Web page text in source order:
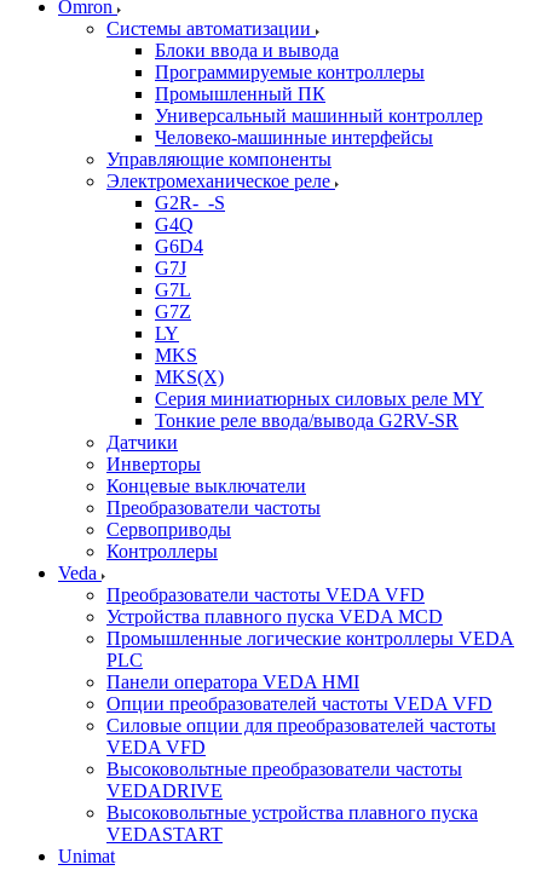
Omron
Системы автоматизации
Блоки ввода и вывода
Программируемые контроллеры
Промышленный ПК
Универсальный машинный контроллер
Человеко-машинные интерфейсы
Управляющие компоненты
Электромеханическое реле
G2R-_-S
G4Q
G6D4
G7J
G7L
G7Z
LY
MKS
MKS(X)
Серия миниатюрных силовых реле MY
Тонкие реле ввода/вывода G2RV-SR
Датчики
Инверторы
Концевые выключатели
Преобразователи частоты
Сервоприводы
Контроллеры
Veda
Преобразователи частоты VEDA VFD
Устройства плавного пуска VEDA MCD
Промышленные логические контроллеры VEDA
PLC
Панели оператора VEDA HMI
Опции преобразователей частоты VEDA VFD
Силовые опции для преобразователей частоты
VEDA VFD
Высоковольтные преобразователи частоты
VEDADRIVE
Высоковольтные устройства плавного пуска
VEDASTART
Unimat